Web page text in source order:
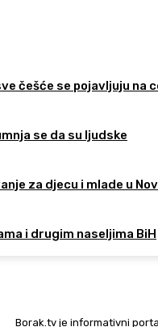
češće se pojavljuju na
se da su ljudske
za djecu i mlade u
i drugim naseljima BiH
Borak.tv je informativni